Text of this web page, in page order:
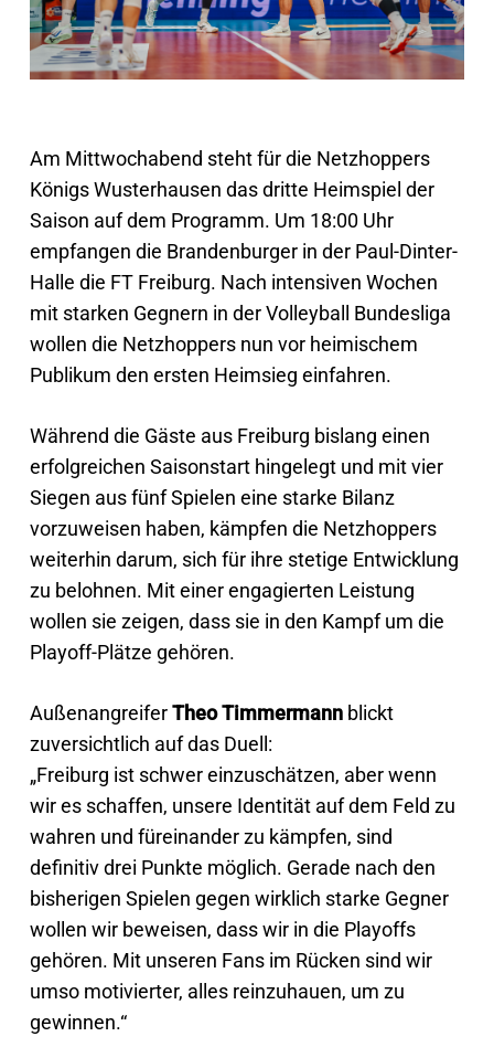
Am Mittwochabend steht für die Netzhoppers
Königs Wusterhausen das dritte Heimspiel der
Saison auf dem Programm. Um 18:00 Uhr
empfangen die Brandenburger in der Paul-Dinter-
Halle die FT Freiburg. Nach intensiven Wochen
mit starken Gegnern in der Volleyball Bundesliga
wollen die Netzhoppers nun vor heimischem
Publikum den ersten Heimsieg einfahren.
Während die Gäste aus Freiburg bislang einen
erfolgreichen Saisonstart hingelegt und mit vier
Siegen aus fünf Spielen eine starke Bilanz
vorzuweisen haben, kämpfen die Netzhoppers
weiterhin darum, sich für ihre stetige Entwicklung
zu belohnen. Mit einer engagierten Leistung
wollen sie zeigen, dass sie in den Kampf um die
Playoff-Plätze gehören.
AußenangreiferTheo Timmermannblickt
zuversichtlich auf das Duell:
„Freiburg ist schwer einzuschätzen, aber wenn
wir es schaffen, unsere Identität auf dem Feld zu
wahren und füreinander zu kämpfen, sind
definitiv drei Punkte möglich. Gerade nach den
bisherigen Spielen gegen wirklich starke Gegner
wollen wir beweisen, dass wir in die Playoffs
gehören. Mit unseren Fans im Rücken sind wir
umso motivierter, alles reinzuhauen, um zu
gewinnen.“